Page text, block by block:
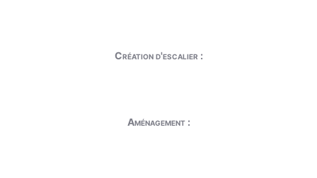
Création d'escalier :
Aménagement :